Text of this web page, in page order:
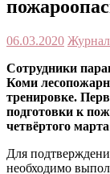
06.03.2020
Сотрудники
Коми
тренировке.
подготовки к
четвёртого
Для
необходимо